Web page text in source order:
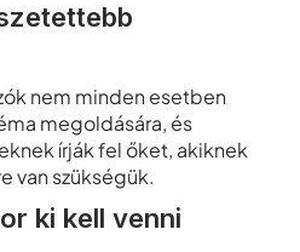
nem minden esetben
megoldására, és
írják fel őket, akiknek
van szükségük.
ki kell venni